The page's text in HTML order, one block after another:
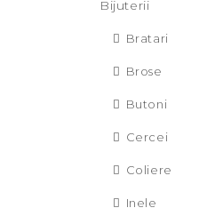
Bijuterii
Bratari
Brose
Butoni
Cercei
Coliere
Inele